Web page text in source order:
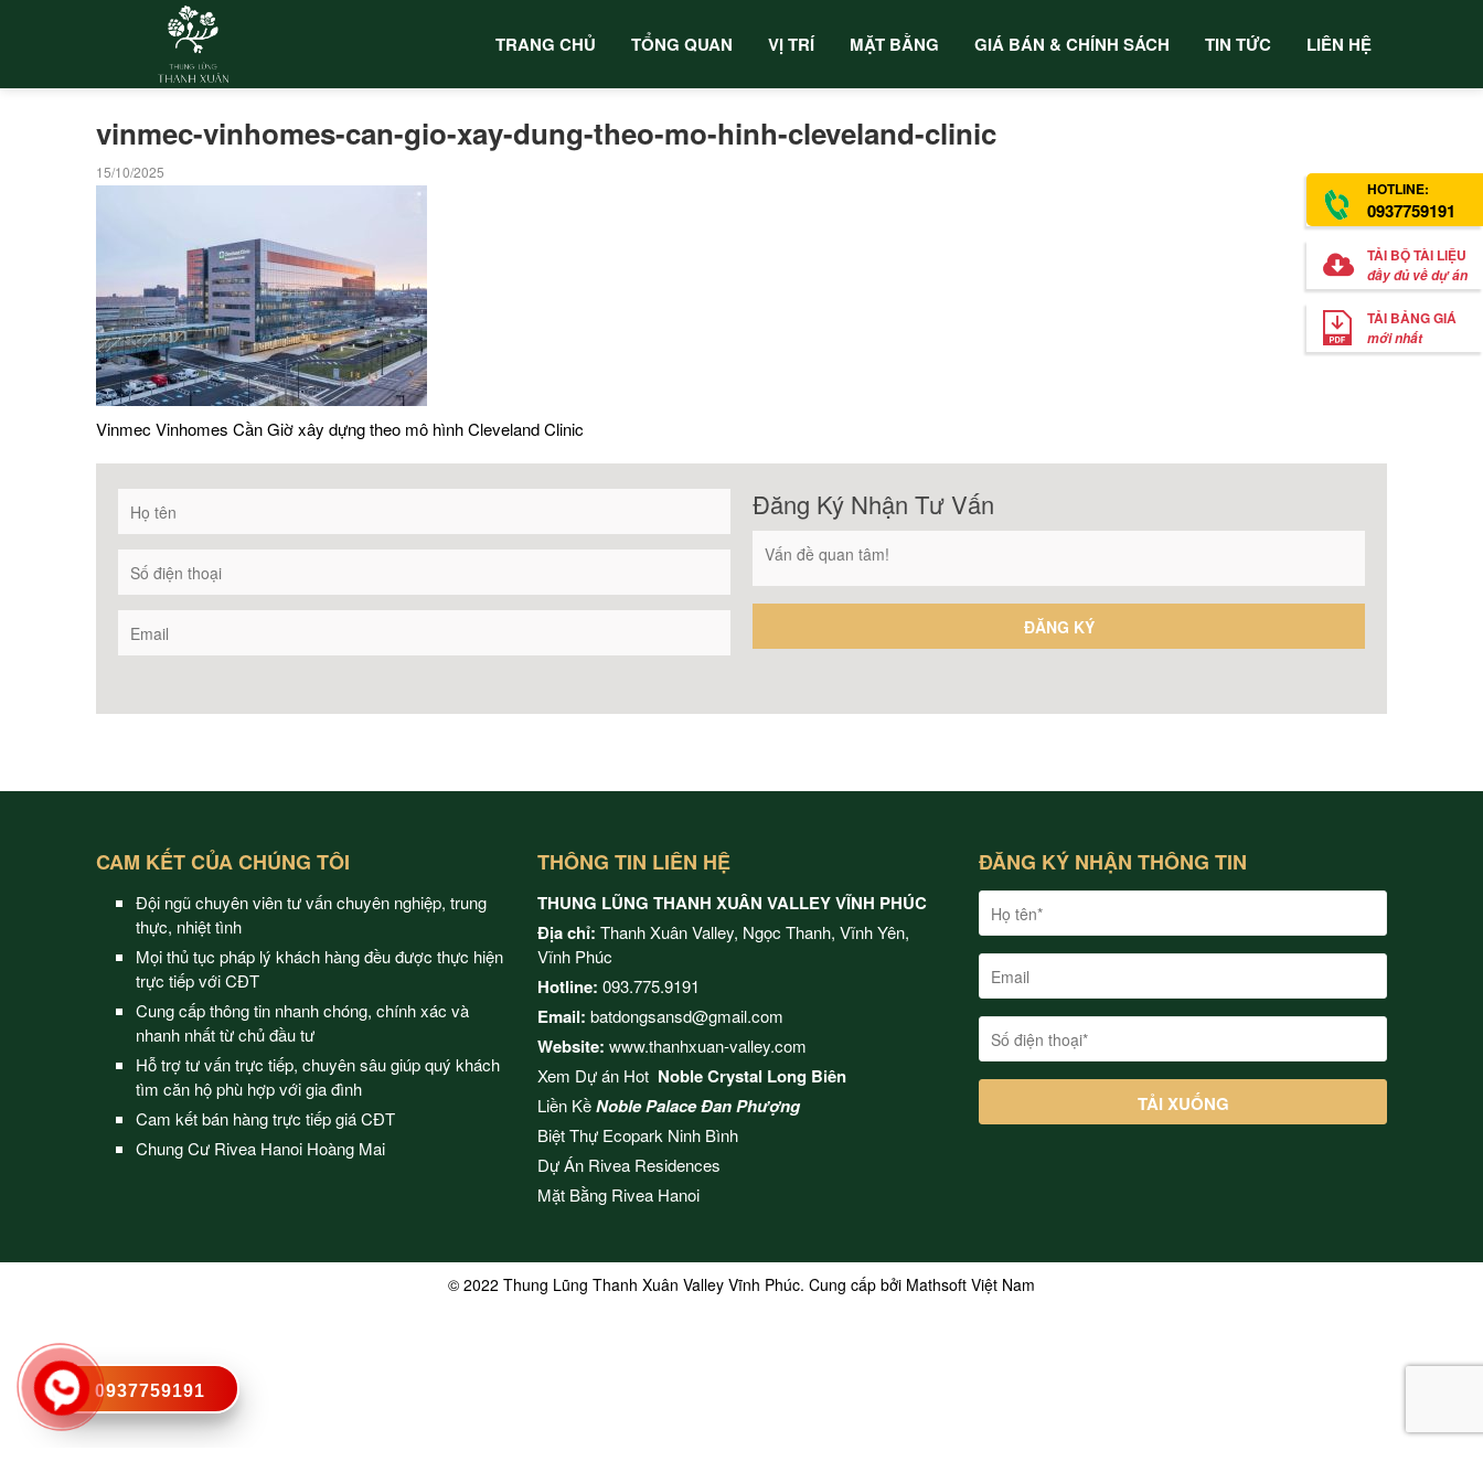
TRANG CHỦ TỔNG QUAN VỊ TRÍ MẶT BẰNG GIÁ BÁN & CHÍNH SÁCH TIN TỨC LIÊN HỆ
vinmec-vinhomes-can-gio-xay-dung-theo-mo-hinh-cleveland-clinic
15/10/2025
Vinmec Vinhomes Cần Giờ xây dựng theo mô hình Cleveland Clinic
Đăng Ký Nhận Tư Vấn
CAM KẾT CỦA CHÚNG TÔI
Đội ngũ chuyên viên tư vấn chuyên nghiệp, trung
thực, nhiệt tình
Mọi thủ tục pháp lý khách hàng đều được thực hiện
trực tiếp với CĐT
Cung cấp thông tin nhanh chóng, chính xác và
nhanh nhất từ chủ đầu tư
Hỗ trợ tư vấn trực tiếp, chuyên sâu giúp quý khách
tìm căn hộ phù hợp với gia đình
Cam kết bán hàng trực tiếp giá CĐT
Chung Cư Rivea Hanoi Hoàng Mai
THÔNG TIN LIÊN HỆ
THUNG LŨNG THANH XUÂN VALLEY VĨNH PHÚC
Địa chỉ: Thanh Xuân Valley, Ngọc Thanh, Vĩnh Yên,
Vĩnh Phúc
Hotline: 093.775.9191
Email: batdongsansd@gmail.com
Website: www.thanhxuan-valley.com
Xem Dự án Hot Noble Crystal Long Biên
Liền KềNoble Palace Đan Phượng
Biệt Thự Ecopark Ninh Bình
Dự Án Rivea Residences
Mặt Bằng Rivea Hanoi
ĐĂNG KÝ NHẬN THÔNG TIN
© 2022 Thung Lũng Thanh Xuân Valley Vĩnh Phúc. Cung cấp bởi Mathsoft Việt Nam
0937759191
HOTLINE:
0937759191
TẢI BỘ TÀI LIỆU
đầy đủ về dự án
TẢI BẢNG GIÁ
mới nhất